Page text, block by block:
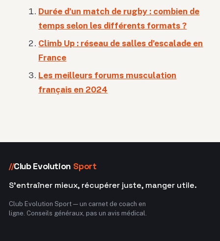
Durée d’un match de rugby : combien de
temps selon les différents formats ?
Climb Up : réseau de salles d’escalade en
France
Les meilleurs forums musculation
français en 2024
//Club Evolution Sport
S'entraîner mieux, récupérer juste, manger utile.
Club Evolution Sport — un carnet de coach en
ligne. Conseils généraux, pas un avis médical.